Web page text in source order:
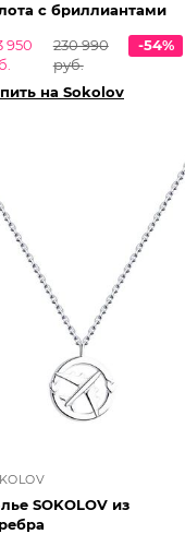
с бриллиантами
950
230 990
руб.
-54%
на Sokolov
SOKOLOV из